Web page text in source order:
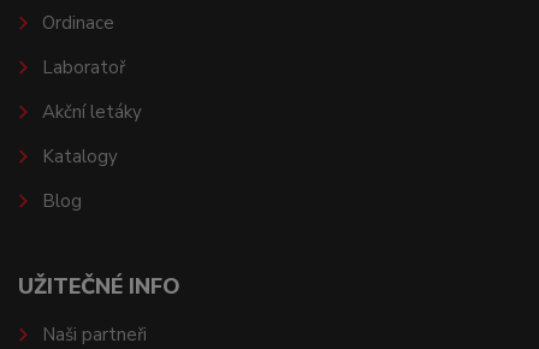
Ordinace
Laboratoř
Akční letáky
Katalogy
Blog
UŽITEČNÉ INFO
Naši partneři